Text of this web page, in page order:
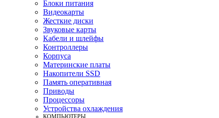
Блоки питания
Видеокарты
Жесткие диски
Звуковые карты
Кабели и шлейфы
Контроллеры
Корпуса
Материнские платы
Накопители SSD
Память оперативная
Приводы
Процессоры
Устройства охлаждения
КОМПЬЮТЕРЫ